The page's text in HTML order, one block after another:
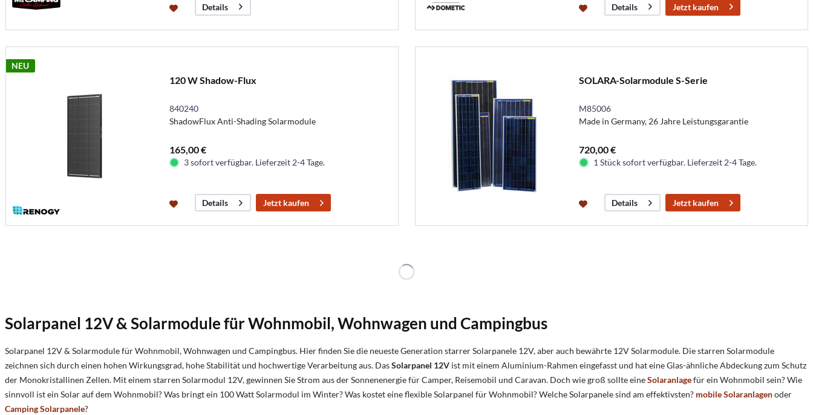
Details Details Jetzt kaufen
NEU
120 W Shadow-Flux
840240
ShadowFlux Anti-Shading Solarmodule
165,00 €
3 sofort verfügbar. Lieferzeit 2-4 Tage.
Details Jetzt kaufen
SOLARA-Solarmodule S-Serie
M85006
Made in Germany, 26 Jahre Leistungsgarantie
720,00 €
1 Stück sofort verfügbar. Lieferzeit 2-4 Tage.
Details Jetzt kaufen
Solarpanel 12V & Solarmodule für Wohnmobil, Wohnwagen und Campingbus
Solarpanel 12V & Solarmodule für Wohnmobil, Wohnwagen und Campingbus. Hier finden Sie die neueste Generation starrer Solarpanele 12V, aber auch bewährte 12V Solarmodule. Die starren Solarmodule
zeichnen sich durch einen hohen Wirkungsgrad, hohe Stabilität und hochwertige Verarbeitung aus. DasSolarpanel 12V ist mit einem Aluminium-Rahmen eingefasst und hat eine Glas-ähnliche Abdeckung zum Schutz
der Monokristallinen Zellen. Mit einem starren Solarmodul 12V, gewinnen Sie Strom aus der Sonnenenergie für Camper, Reisemobil und Caravan. Doch wie groß sollte eineSolaranlagefür ein Wohnmobil sein? Wie
sinnvoll ist ein Solar auf dem Wohnmobil? Was bringt ein 100 Watt Solarmodul im Winter? Was kostet eine flexible Solarpanel für Wohnmobil? Welche Solarpanele sind am effektivsten? mobile Solaranlagenoder
Camping Solarpanele?